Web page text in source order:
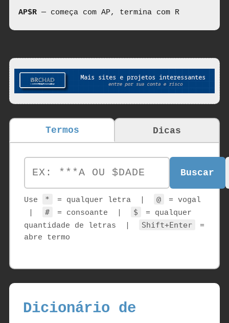
Termos Dicas
Buscar
Use * = qualquer letra | @
= vogal
# = consoante | $
= qualquer
quantidade de letras |
Shift+Enter
=
abre termo
Dicionário de
AP$R — começa com AP, termina com R